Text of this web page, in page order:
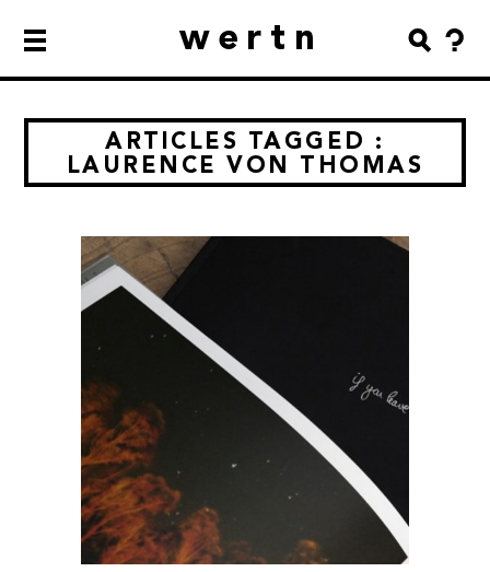
wertn
ARTICLES TAGGED :
LAURENCE VON THOMAS